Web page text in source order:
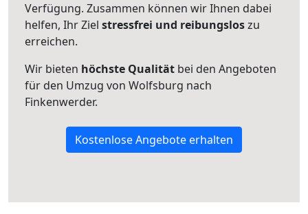
Verfügung. Zusammen können wir Ihnen dabei
helfen, Ihr Ziel stressfrei und reibungsloszu
erreichen.
Wir bieten höchste Qualität bei den Angeboten
für den Umzug von Wolfsburg nach
Finkenwerder.
Kostenlose Angebote erhalten